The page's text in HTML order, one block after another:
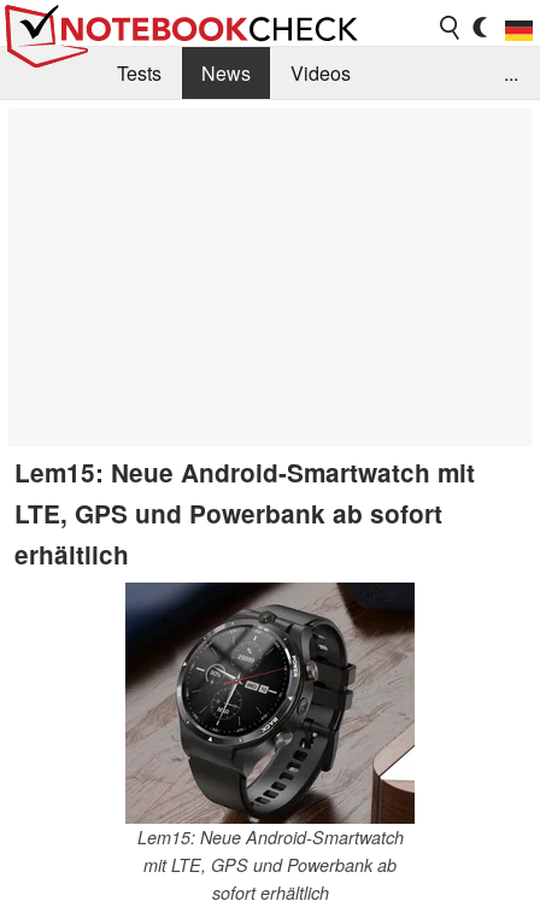
Tests News
Videos
...
Lem15: Neue Android-Smartwatch mit
LTE, GPS und Powerbank ab sofort
erhältlich
Lem15: Neue Android-Smartwatch
mit LTE, GPS und Powerbank ab
sofort erhältlich